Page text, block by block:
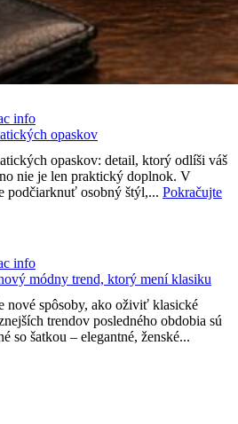
info
opaskov
opaskov: detail, ktorý odlíši váš
nie je len praktický doplnok. V
podčiarknuť osobný štýl,... Pokračujte
info
módny trend, ktorý mení klasiku
nové spôsoby, ako oživiť klasické
trendov posledného obdobia sú
so šatkou – elegantné, ženské...